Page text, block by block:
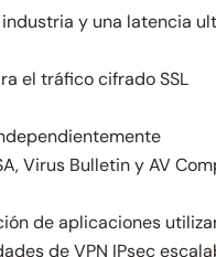
y una latencia
el tráfico cifrado SSL
Virus Bulletin y AV
de aplicaciones
de VPN IPsec